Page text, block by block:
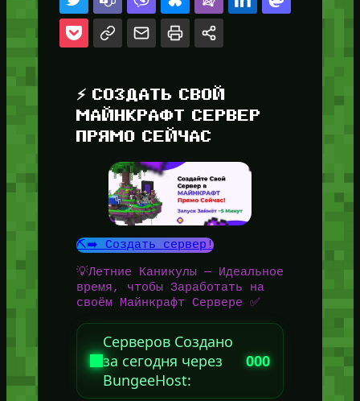
⚡ СОЗДАТЬ СВОЙ
МАЙНКРАФТ СЕРВЕР
ПРЯМО СЕЙЧАС
⛏️➡️ Создать сервер!
💡Летние Каникулы — Идеальное
время, чтобы Заработать на
своём Майнкрафт Сервере ✅
Серверов Создано
за сегодня через
BungeeHost:
000